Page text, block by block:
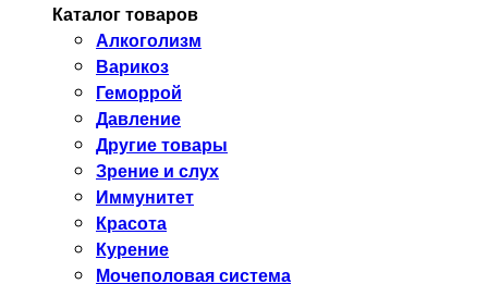
Каталог товаров
Алкоголизм
Варикоз
Геморрой
Давление
Другие товары
Зрение и слух
Иммунитет
Красота
Курение
Мочеполовая система